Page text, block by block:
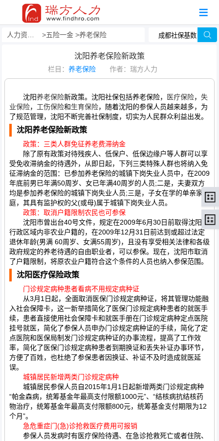
五险一金 养老保险
沈阳养老保险新政策
栏目： 养老保险 作者：瑞方人力
沈阳养老保险新政策。沈阳社保包括养老保险， 医疗保险， 失
业保险， 工伤保险和生育保险，随着沈阳的参保人员越来越多，为
了规范管理，沈阳不断完善社保制度，切实为人民群众利益出发。
沈阳养老保险新政策
政策：三类人群免征养老费滞纳金
除了原有政策对待残疾人、低保户、低保边缘户等人群可以享
受免收滞纳金的待遇外，从即日起，下列三类特殊人群也将纳入免
征滞纳金的范围：已参加养老保险的城镇下岗失业人员中，在2009
年底前男已年满50周岁、女已年满40周岁的人员;二是，夫妻双方
均是参加养老保险的城镇下岗失业人员;三是，子女在学的单亲家
庭，其具有监护权的父(或母)属于城镇下岗失业人员。
政策：取消户籍限制农民也可参保
沈阳市曾出台40号文件，规定在2009年6月30日前取得沈阳市
行政区域内非农业户籍的，在2009年12月31日前达到或超过法定
退休年龄(男满 60周岁、女满55周岁)，且没有享受相关法律和各级
政府规定的养老待遇的自由职业者，可以参保。现在，沈阳市取消
了户籍限制，将原农业户籍符合这个条件的人员也纳入参保范围。
沈阳医疗保险政策
门诊规定病种患者看病不用规定病种证
从3月1日起，全面取消医保门诊规定病种证，将其管理功能融
入社会保障卡，这一新举措简化了医保门诊规定病种患者的就医手
续，患者直接使用社会保障卡和就医手册在门诊规定病种定点医院
挂号就医，简化了参保人员申办门诊规定病种证的手续，简化了定
点医院和医保局制发门诊规定病种证的办事流程，提高了工作效
率，简化了医保门诊规定病种患者到期换证和丢失补证办事环节，
方便了百姓，也杜绝了参保患者因换证、补证不及时造成就医延
误。
城镇居民新增两类门诊规定病种
城镇居民参保人员自2015年1月1日起新增两类门诊规定病种
“帕金森病，统筹基金年最高支付限额1000元”、“结核病抗结核药
物治疗，统筹基金年最高支付限额800元，统筹基金支付期限为12
个月”。
急危重症门(急)诊抢救医疗费用可报销
参保人员发病时有医疗保险待遇、在急诊抢救死亡或者住院、